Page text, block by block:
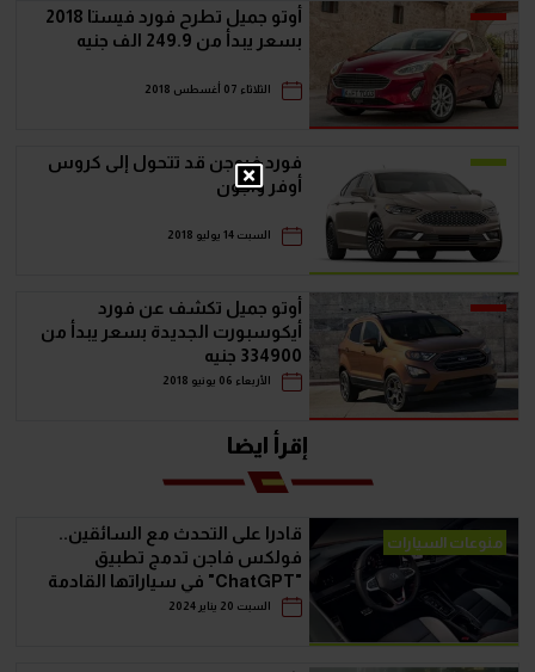
أوتو جميل تطرح فورد فيستا 2018
بسعر يبدأ من 249.9 الف جنيه
الثلاثاء 07 أغسطس 2018
فورد فيوجن قد تتحول إلى كروس
أوفر واجون
السبت 14 يوليو 2018
أوتو جميل تكشف عن فورد
أيكوسبورت الجديدة بسعر يبدأ من
334900 جنيه
الأربعاء 06 يونيو 2018
إقرأ ايضا
منوعات السيارات
قادرا على التحدث مع السائقين..
فولكس فاجن تدمج تطبيق
"ChatGPT" في سياراتها القادمة
السبت 20 يناير 2024